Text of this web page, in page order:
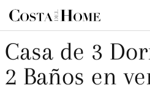
Casa de 3
2 Baños en